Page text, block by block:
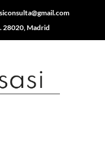
28020, Madrid